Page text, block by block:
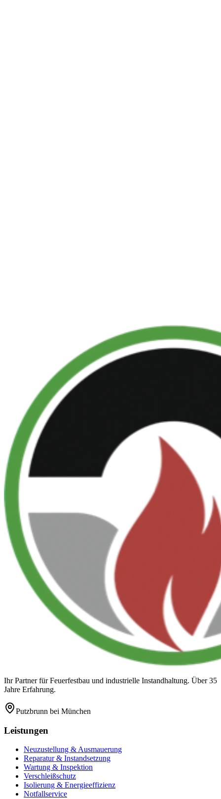
Ihr Partner für Feuerfestbau und industrielle Instandhaltung. Über 35
Jahre Erfahrung.
Putzbrunn bei München
Leistungen
Neuzustellung & Ausmauerung
Reparatur & Instandsetzung
Wartung & Inspektion
Verschleißschutz
Isolierung & Energieeffizienz
Notfallservice